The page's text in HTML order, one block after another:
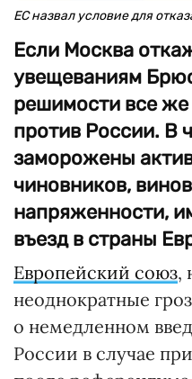
ЕС назвал условие для
Если Москва
увещеваниям
решимости все же
против России. В
заморожены
чиновников,
напряженности,
въезд в страны
Европейский союз,
неоднократные
о немедленном
России в случае